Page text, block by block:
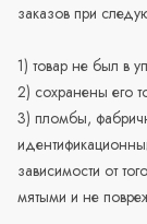
заказов при
1) товар не был в
2) сохранены его
3) пломбы,
зависимости от
мятыми и не